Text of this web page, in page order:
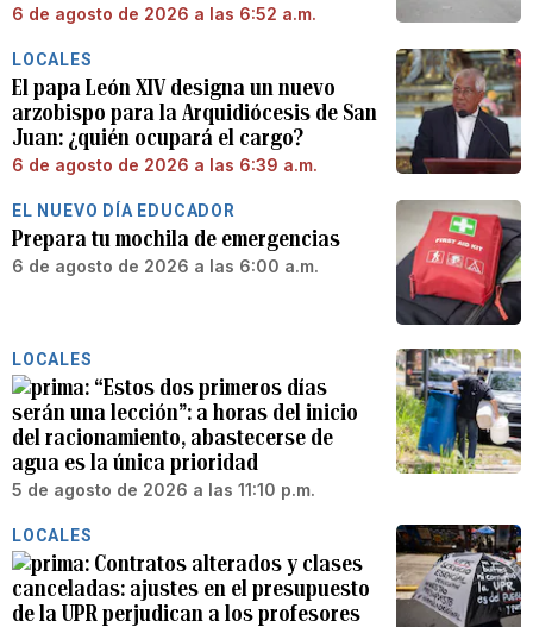
6 de agosto de 2026 a las 6:52 a.m.
LOCALES
El papa León XIV designa un nuevo
arzobispo para la Arquidiócesis de San
Juan: ¿quién ocupará el cargo?
6 de agosto de 2026 a las 6:39 a.m.
EL NUEVO DÍA EDUCADOR
Prepara tu mochila de emergencias
6 de agosto de 2026 a las 6:00 a.m.
LOCALES
“Estos dos primeros días
serán una lección”: a horas del inicio
del racionamiento, abastecerse de
agua es la única prioridad
5 de agosto de 2026 a las 11:10 p.m.
LOCALES
Contratos alterados y clases
canceladas: ajustes en el presupuesto
de la UPR perjudican a los profesores